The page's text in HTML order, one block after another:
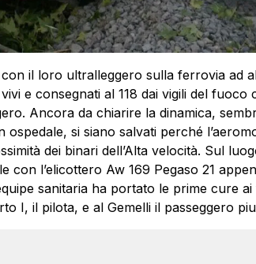
il loro ultralleggero sulla ferrovia ad
e consegnati al 118 dai vigili del fuoco
Ancora da chiarire la dinamica,
si siano salvati perché
dei binari dell’Alta velocità. Sul
con l’elicottero Aw 169 Pegaso 21
sanitaria ha portato le prime cure
I, il pilota, e al Gemelli il passeggero